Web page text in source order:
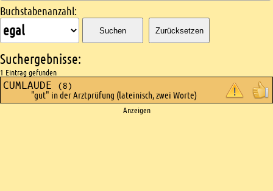
Buchstabenanzahl:
Suchen Zurücksetzen
Suchergebnisse:
1 Eintrag gefunden
CUMLAUDE (8)
"gut" in der Arztprüfung (lateinisch, zwei Worte)
Anzeigen